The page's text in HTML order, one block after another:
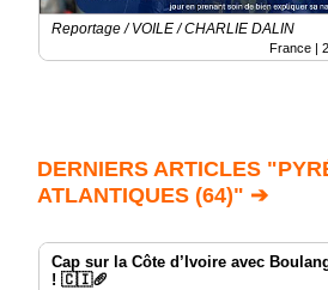
Reportage / VOILE / CHARLIE DALIN
France |
DERNIERS ARTICLES
ATLANTIQUES (64)" ➔
Cap sur la Côte d’Ivoire avec
! 🇨🇮🥖